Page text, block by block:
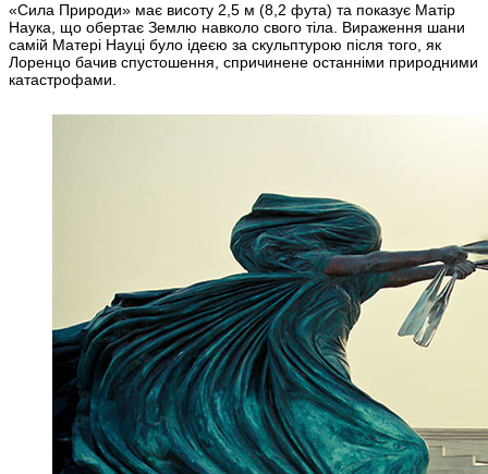
«Сила Природи» має висоту 2,5 м (8,2 фута) та показує Матір
Наука, що обертає Землю навколо свого тіла. Вираження шани
самій Матері Науці було ідеєю за скульптурою після того, як
Лоренцо бачив спустошення, спричинене останніми природними
катастрофами.